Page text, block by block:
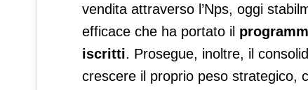
vendita attraverso l’Nps, oggi
efficace che ha portato il
iscritti. Prosegue, inoltre, il
crescere il proprio peso strategico,